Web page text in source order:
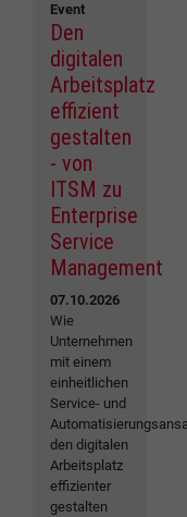
Event
Den
digitalen
Arbeitsplatz
effizient
gestalten
- von
ITSM zu
Enterprise
Service
Management
07.10.2026
Wie
Unternehmen
mit einem
einheitlichen
Service- und
den digitalen
Arbeitsplatz
effizienter
gestalten